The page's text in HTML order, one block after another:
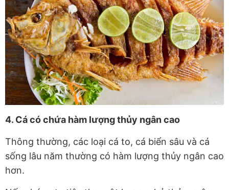
4. Cá có chứa hàm lượng thủy ngân cao
Thông thường, các loại cá to, cá biển sâu và cá
sống lâu năm thường có hàm lượng thủy ngân cao
hơn.